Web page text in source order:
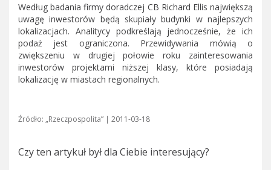
Według badania firmy doradczej CB Richard Ellis największą
uwagę inwestorów będą skupiały budynki w najlepszych
lokalizacjach. Analitycy podkreślają jednocześnie, że ich
podaż jest ograniczona. Przewidywania mówią o
zwiększeniu w drugiej połowie roku zainteresowania
inwestorów projektami niższej klasy, które posiadają
lokalizację w miastach regionalnych.
Źródło: „Rzeczpospolita” | 2011-03-18
Czy ten artykuł był dla Ciebie interesujący?